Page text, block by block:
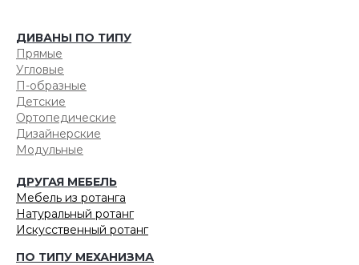
ДИВАНЫ ПО ТИПУ
Прямые
Угловые
П-образные
Детские
Ортопедические
Дизайнерские
Модульные
ДРУГАЯ МЕБЕЛЬ
Мебель из ротанга
Натуральный ротанг
Искусственный ротанг
ПО ТИПУ МЕХАНИЗМА